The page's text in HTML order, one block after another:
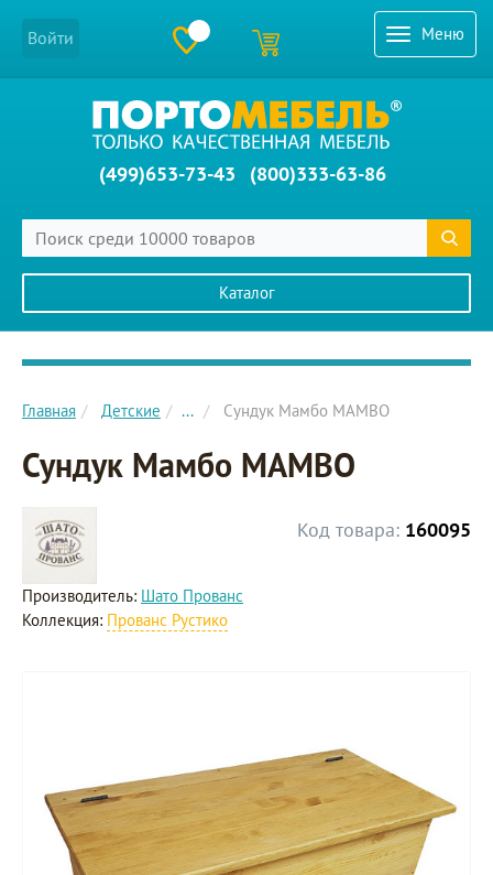
Меню
Войти
(499)653-73-43 (800)333-63-86
Каталог
Главное меню сайта
Главная Детские ... Сундук Мамбо MAMBO
Сундук Мамбо MAMBO
Код товара: 160095
Производитель: Шато Прованс
Коллекция: Прованс Рустико